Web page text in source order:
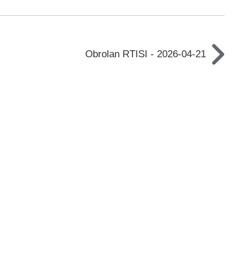
Obrolan RTISI - 2026-04-21